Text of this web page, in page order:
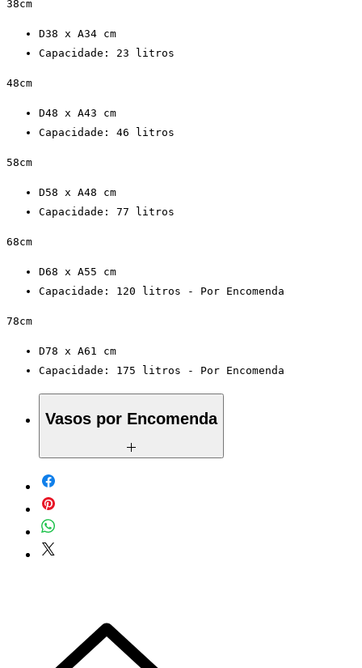
38cm
D38 x A34 cm
Capacidade: 23 litros
48cm
D48 x A43 cm
Capacidade: 46 litros
58cm
D58 x A48 cm
Capacidade: 77 litros
68cm
D68 x A55 cm
Capacidade: 120 litros - Por Encomenda
78cm
D78 x A61 cm
Capacidade: 175 litros - Por Encomenda
Vasos por Encomenda
68cm